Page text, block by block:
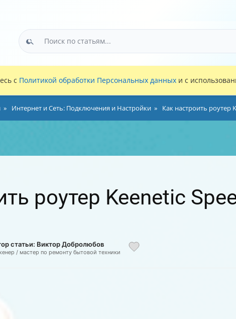
с Политикой обработки Персональных данных и с
Интернет и Сеть: Подключения и Настройки Как настроить роутер
роутер Keenetic
статьи: Виктор Добролюбов
/ мастер по ремонту бытовой техники